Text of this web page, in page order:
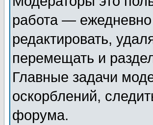
работа —
редактировать,
перемещать и
Главные задачи
оскорблений,
форума.